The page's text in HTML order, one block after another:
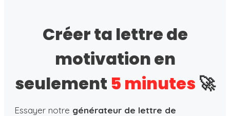
Créer ta lettre de
motivation en
seulement 5 minutes 🚀
Essayer notre générateur de lettre de